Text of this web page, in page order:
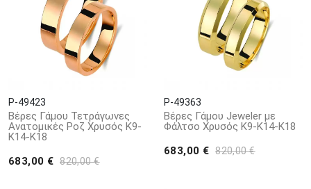
P-49423
Βέρες Γάμου Τετράγωνες
Ανατομικές Ροζ Χρυσός Κ9-
Κ14-Κ18
683,00 € 820,00 €
P-49363
Βέρες Γάμου Jeweler με
Φάλτσο Χρυσός Κ9-Κ14-Κ18
683,00 € 820,00 €